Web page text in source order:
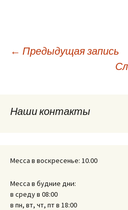
записям
← Предыдущая запись
Наши контакты
Месса в воскресенье: 10.00
Месса в будние дни:
в среду в 08:00
в пн, вт, чт, пт в 18:00